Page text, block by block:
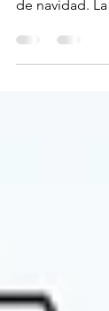
¡Ven y
nuestro
de navidad.